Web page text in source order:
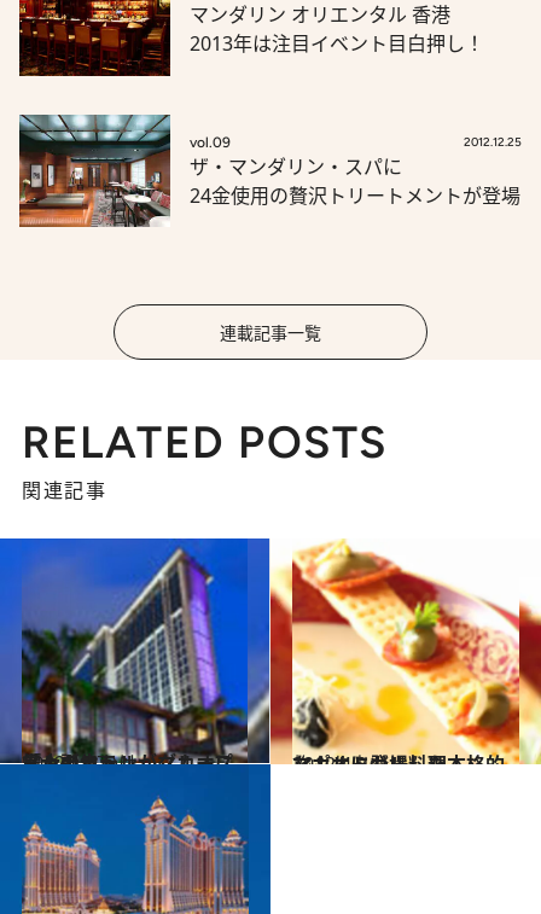
マンダリン オリエンタル 香港
2013年は注目イベント目白押し！
vol.09 2012.12.25
ザ・マンダリン・スパに
24金使用の贅沢トリートメントが登場
連載記事一覧
RELATED POSTS
関連記事
2012.11.7
「シェラトン」グループ最大のホテルがマカオに堂々誕生
旅＆お出かけ 2012.4.2
マカオに登場した本格的なポルトガル料理
旅＆お出かけ